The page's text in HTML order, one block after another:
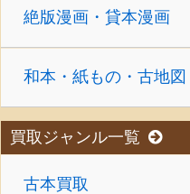
絶版漫画・貸本漫画
和本・紙もの・古地図
買取ジャンル一覧
古本買取